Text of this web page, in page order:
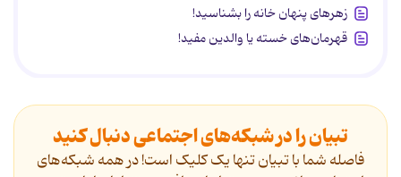
زهرهای پنهان خانه را بشناسید!
قهرمان‌های خسته یا والدین مفید!
تبیان را در شبکه‌های اجتماعی دنبال کنید
فاصله شما با تبیان تنها یک کلیک است! در همه شبکه‌های